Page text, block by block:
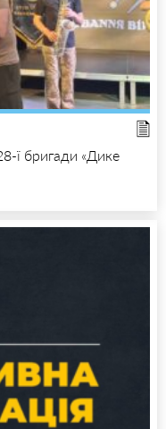
ї бригади «Дике